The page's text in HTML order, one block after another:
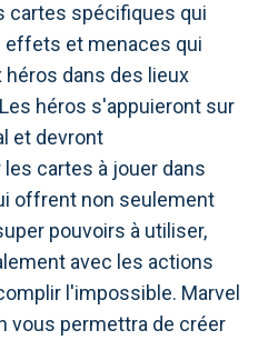
cartes spécifiques qui
et menaces qui
dans des lieux
héros s'appuieront sur
et devront
cartes à jouer dans
offrent non seulement
pouvoirs à utiliser,
avec les actions
l'impossible. Marvel
vous permettra de créer